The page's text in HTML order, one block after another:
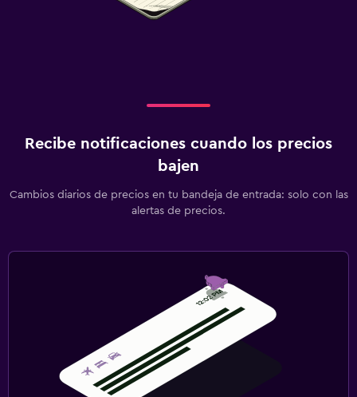
Recibe notificaciones cuando los precios
bajen
Cambios diarios de precios en tu bandeja de entrada: solo con las
alertas de precios.